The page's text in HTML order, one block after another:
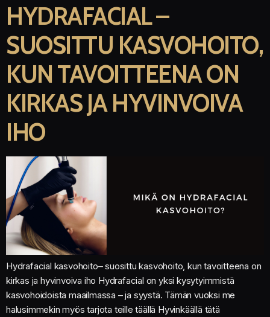
HYDRAFACIAL –
SUOSITTU KASVOHOITO,
KUN TAVOITTEENA ON
KIRKAS JA HYVINVOIVA
IHO
Hydrafacial kasvohoito– suosittu kasvohoito, kun tavoitteena on
kirkas ja hyvinvoiva iho Hydrafacial on yksi kysytyimmistä
kasvohoidoista maailmassa – ja syystä. Tämän vuoksi me
halusimmekin myös tarjota teille täällä Hyvinkäällä tätä